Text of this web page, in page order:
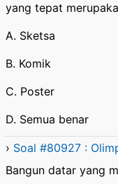
yang tepat
A. Sketsa
B. Komik
C. Poster
D. Semua benar
› Soal #80927 :
Bangun datar yang